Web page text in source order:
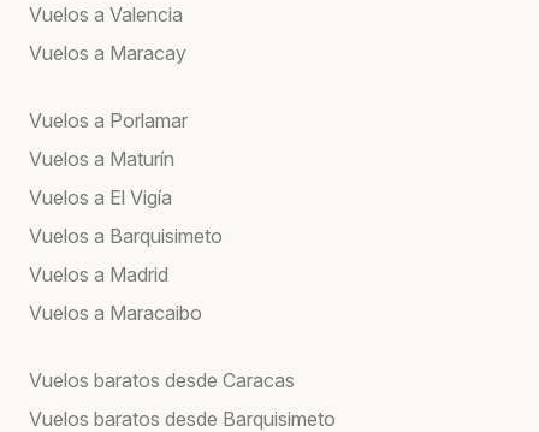
Vuelos a Valencia
Vuelos a Maracay
Vuelos a Porlamar
Vuelos a Maturín
Vuelos a El Vigía
Vuelos a Barquisimeto
Vuelos a Madrid
Vuelos a Maracaibo
Vuelos baratos desde Caracas
Vuelos baratos desde Barquisimeto